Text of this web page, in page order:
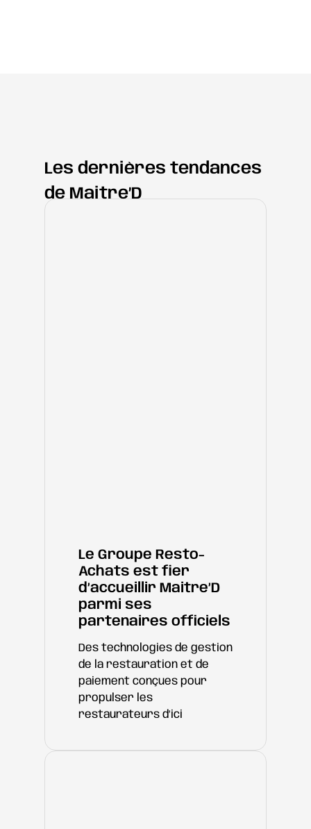
Les dernières tendances
de Maitre’D
Le Groupe Resto-
Achats est fier
d’accueillir Maitre’D
parmi ses
partenaires officiels
Des technologies de gestion
de la restauration et de
paiement conçues pour
propulser les
restaurateurs d’ici